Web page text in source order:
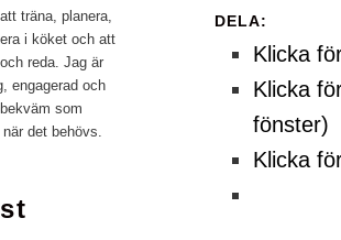
DELA:
Klicka
Klicka
fönster)
Klicka
träna, planera,
i köket och att
reda. Jag är
engagerad och
som
det behövs.